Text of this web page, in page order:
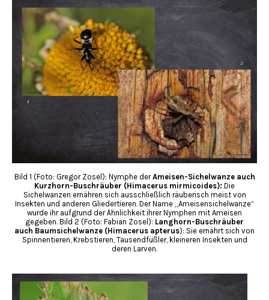
Bild 1 (Foto: Gregor Zosel): Nymphe derAmeisen-Sichelwanze auch
Kurzhorn-Buschräuber (Himacerus mirmicoides): Die
Sichelwanzen ernähren sich ausschließlich räuberisch meist von
Insekten und anderen Gliedertieren. Der Name „Ameisensichelwanze“
wurde ihr aufgrund der Ähnlichkeit ihrer Nymphen mit Ameisen
gegeben. Bild 2 (Foto: Fabian Zosel): Langhorn-Buschräuber
auch Baumsichelwanze (Himacerus apterus): Sie ernährt sich von
Spinnentieren, Krebstieren, Tausendfüßler, kleineren Insekten und
deren Larven.